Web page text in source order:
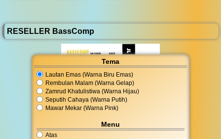
Tema
Lautan Emas (Warna Biru Emas)
Rembulan Malam (Warna Gelap)
Zamrud Khatulistiwa (Warna Hijau)
Seputih Cahaya (Warna Putih)
Mawar Mekar (Warna Pink)
Menu
Atas
RESELLER BassComp